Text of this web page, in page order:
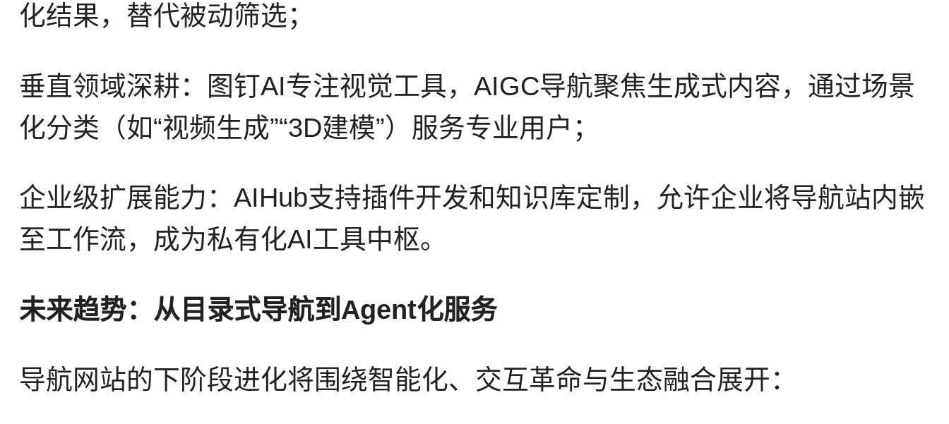
化结果，替代被动筛选；
垂直领域深耕：图钉AI专注视觉工具，AIGC导航聚焦生成式内容，通过场景
化分类（如“视频生成”“3D建模”）服务专业用户；
企业级扩展能力：AIHub支持插件开发和知识库定制，允许企业将导航站内嵌
至工作流，成为私有化AI工具中枢。
未来趋势：从目录式导航到Agent化服务
导航网站的下阶段进化将围绕智能化、交互革命与生态融合展开：